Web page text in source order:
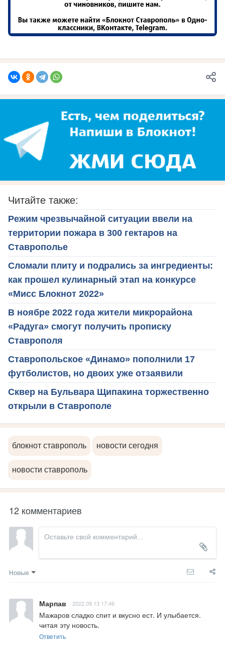
Читайте также:
Режим чрезвычайной ситуации ввели на
территории пожара в 300 гектаров на
Ставрополье
Сломали плиту и подрались за ингредиенты:
как прошел кулинарный этап на конкурсе
«Мисс Блокнот 2022»
В ноябре 2022 года жители микрорайона
«Радуга» смогут получить прописку
Ставрополя
Ставропольское «Динамо» пополнили 17
футболистов, но двоих уже отзаявили
Сквер на Бульвара Щипакина торжественно
открыли в Ставрополе
блокнот ставрополь новости сегодня
новости ставрополь
12 комментариев
Новые
Марпав 2022.09.13 17:46
Мажаров сладко спит и вкусно ест. И улыбается.
читая эту новость.
Ответить